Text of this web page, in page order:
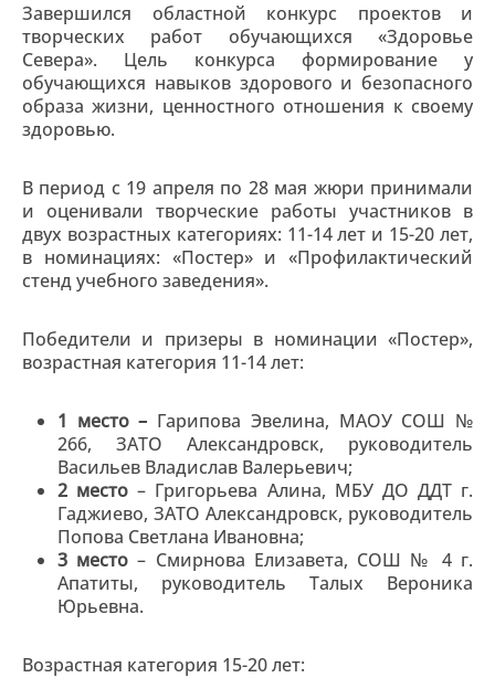
Завершился областной конкурс проектов и
творческих работ обучающихся «Здоровье
Севера». Цель конкурса формирование у
обучающихся навыков здорового и безопасного
образа жизни, ценностного отношения к своему
здоровью.
В период с 19 апреля по 28 мая жюри принимали
и оценивали творческие работы участников в
двух возрастных категориях: 11-14 лет и 15-20 лет,
в номинациях: «Постер» и «Профилактический
стенд учебного заведения».
Победители и призеры в номинации «Постер»,
возрастная категория 11-14 лет:
1 место – Гарипова Эвелина, МАОУ СОШ №
266, ЗАТО Александровск, руководитель
Васильев Владислав Валерьевич;
2 место – Григорьева Алина, МБУ ДО ДДТ г.
Гаджиево, ЗАТО Александровск, руководитель
Попова Светлана Ивановна;
3 место – Смирнова Елизавета, СОШ № 4 г.
Апатиты, руководитель Талых Вероника
Юрьевна.
Возрастная категория 15-20 лет: